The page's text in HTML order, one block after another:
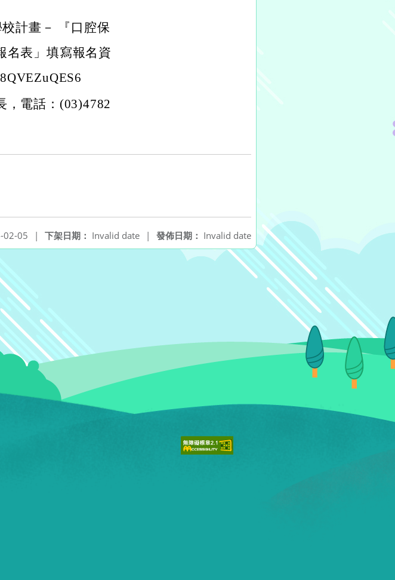
計畫－ 『口腔保
名表」填寫報名資
，電話：(03)4782
發佈日期： Invalid date
下架日期： Invalid date |
02-05 |